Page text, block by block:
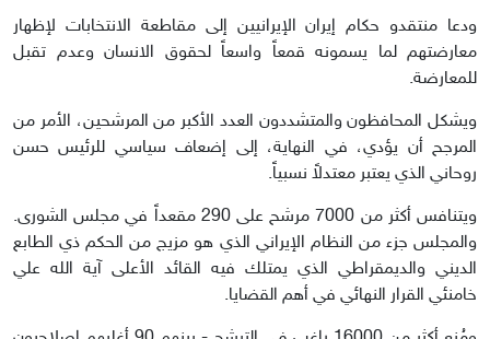
ودعا منتقدو حكام إيران الإيرانيين إلى مقاطعة الانتخابات لإظهار
معارضتهم لما يسمونه قمعاً واسعاً لحقوق الانسان وعدم تقبل
للمعارضة.
ويشكل المحافظون والمتشددون العدد الأكبر من المرشحين، الأمر من
المرجح أن يؤدي، في النهاية، إلى إضعاف سياسي للرئيس حسن
روحاني الذي يعتبر معتدلاً نسبياً.
ويتنافس أكثر من 7000 مرشح على 290 مقعداً في مجلس الشورى.
والمجلس جزء من النظام الإيراني الذي هو مزيج من الحكم ذي الطابع
الديني والديمقراطي الذي يمتلك فيه القائد الأعلى آية الله علي
خامنئي القرار النهائي في أهم القضايا.